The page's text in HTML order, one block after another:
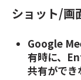
ショット/画
Google
有時に、
共有がで